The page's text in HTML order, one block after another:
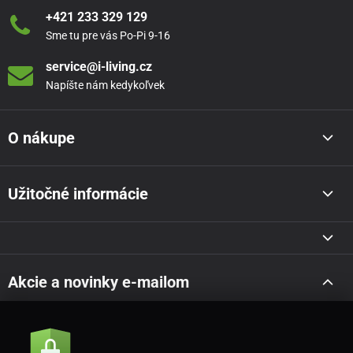
+421 233 329 129
Sme tu pre vás Po-Pi 9-16
service@i-living.cz
Napíšte nám kedykoľvek
O nákupe
Užitočné informácie
Akcie a novinky e-mailom